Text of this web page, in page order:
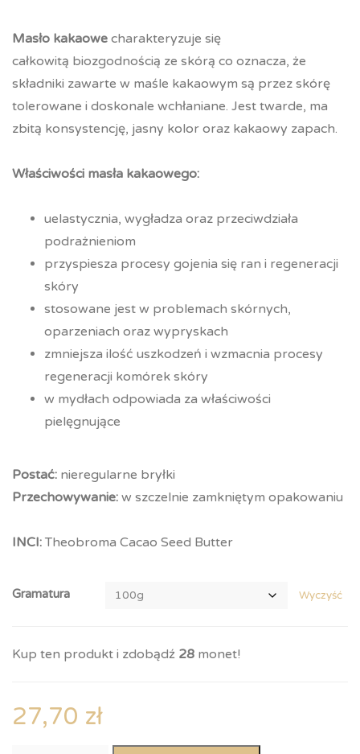
Masło kakaowe charakteryzuje się
całkowitą biozgodnością ze skórą co oznacza, że
składniki zawarte w maśle kakaowym są przez skórę
tolerowane i doskonale wchłaniane. Jest twarde, ma
zbitą konsystencję, jasny kolor oraz kakaowy zapach.
Właściwości masła kakaowego:
uelastycznia, wygładza oraz przeciwdziała
podrażnieniom
przyspiesza procesy gojenia się ran i regeneracji
skóry
stosowane jest w problemach skórnych,
oparzeniach oraz wypryskach
zmniejsza ilość uszkodzeń i wzmacnia procesy
regeneracji komórek skóry
w mydłach odpowiada za właściwości
pielęgnujące
Postać: nieregularne bryłki
Przechowywanie: w szczelnie zamkniętym opakowaniu
INCI: Theobroma Cacao Seed Butter
Gramatura Wyczyść
Kup ten produkt i zdobądź 28 monet!
27,70 zł